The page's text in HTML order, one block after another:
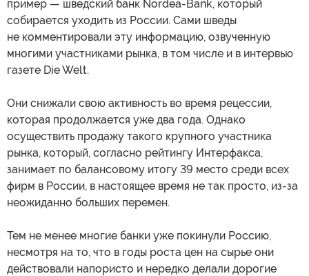
пример — шведский банк Nordea-Bank, который
собирается уходить из России. Сами шведы
не комментировали эту информацию, озвученную
многими участниками рынка, в том числе и в интервью
газете Die Welt.
Они снижали свою активность во время рецессии,
которая продолжается уже два года. Однако
осуществить продажу такого крупного участника
рынка, который, согласно рейтингу Интерфакса,
занимает по балансовому итогу 39 место среди всех
фирм в России, в настоящее время не так просто, из-за
неожиданно больших перемен.
Тем не менее многие банки уже покинули Россию,
несмотря на то, что в годы роста цен на сырье они
действовали напористо и нередко делали дорогие